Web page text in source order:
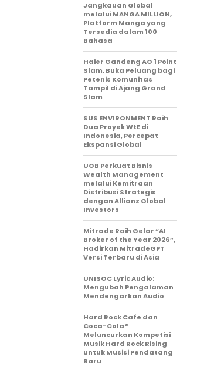
Jangkauan Global
melalui MANGA MILLION,
Platform Manga yang
Tersedia dalam 100
Bahasa
Haier Gandeng AO 1 Point
Slam, Buka Peluang bagi
Petenis Komunitas
Tampil di Ajang Grand
Slam
SUS ENVIRONMENT Raih
Dua Proyek WtE di
Indonesia, Percepat
Ekspansi Global
UOB Perkuat Bisnis
Wealth Management
melalui Kemitraan
Distribusi Strategis
dengan Allianz Global
Investors
Mitrade Raih Gelar “AI
Broker of the Year 2026”,
Hadirkan MitradeGPT
Versi Terbaru di Asia
UNISOC Lyric Audio:
Mengubah Pengalaman
Mendengarkan Audio
Hard Rock Cafe dan
Coca-Cola®
Meluncurkan Kompetisi
Musik Hard Rock Rising
untuk Musisi Pendatang
Baru